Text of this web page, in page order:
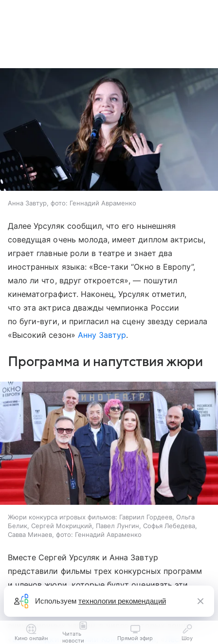
Анна Завтур, фото: Геннадий Авраменко
Далее Урсуляк сообщил, что его нынешняя
соведущая очень молода, имеет диплом актрисы,
играет главные роли в театре и знает два
иностранных языка: «Все-таки “Окно в Европу”,
мало ли что, вдруг откроется», — пошутил
кинематографист. Наконец, Урсуляк отметил,
что эта актриса дважды чемпионка России
по буги-вуги, и пригласил на сцену звезду сериала
«Высокий сезон» Анну Завтур.
Программа и напутствия жюри
Жюри конкурса игровых фильмов: Гавриил Гордеев, Ольга
Белик, Сергей Мокрицкий, Павел Лунгин, Софья Лебедева,
Савва Минаев, фото: Геннадий Авраменко
Вместе Сергей Урсуляк и Анна Завтур
представили фильмы трех конкурсных программ
и членов жюри, которые будут оценивать эти
работы. В 2026 году на «Окне в Европу» за призы
поборются 10 игровых, 10 неигровых и 20
анимационных картин, в число которых вошли
Без оглядки »Наталии Кончаловской »
Кино онлайн
Читать
новости
Прямой эфир Шоу
Используем технологии рекомендаций